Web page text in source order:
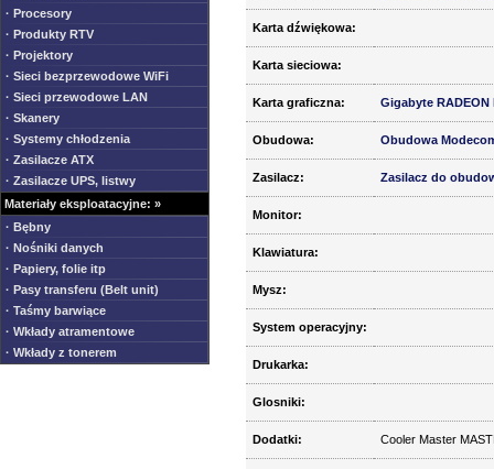
· Procesory
· Produkty RTV
· Projektory
· Sieci bezprzewodowe WiFi
· Sieci przewodowe LAN
· Skanery
· Systemy chłodzenia
· Zasilacze ATX
· Zasilacze UPS, listwy
Materiały eksploatacyjne: »
· Bębny
· Nośniki danych
· Papiery, folie itp
· Pasy transferu (Belt unit)
· Taśmy barwiące
· Wkłady atramentowe
· Wkłady z tonerem
Karta dźwiękowa:
Karta sieciowa:
Karta graficzna: Gigabyte RADEON
Obudowa: Obudowa
Zasilacz: Zasilacz do
Monitor:
Klawiatura:
Mysz:
System operacyjny:
Drukarka:
Glosniki:
Dodatki: Cooler Master